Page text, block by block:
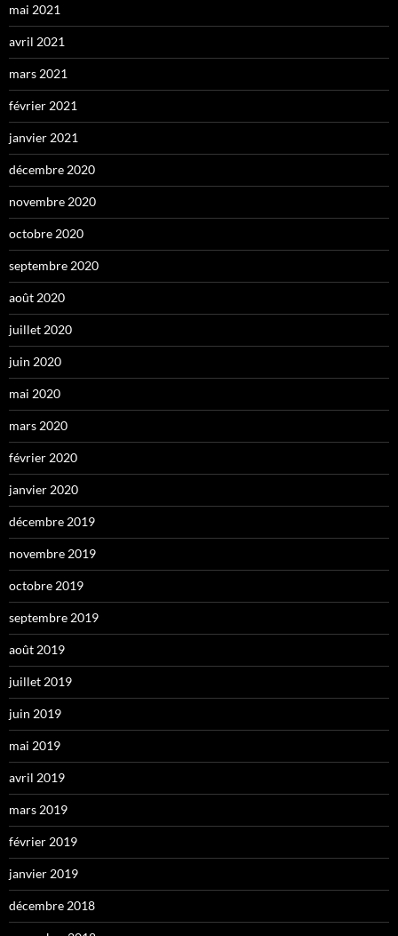
mai 2021
avril 2021
mars 2021
février 2021
janvier 2021
décembre 2020
novembre 2020
octobre 2020
septembre 2020
août 2020
juillet 2020
juin 2020
mai 2020
mars 2020
février 2020
janvier 2020
décembre 2019
novembre 2019
octobre 2019
septembre 2019
août 2019
juillet 2019
juin 2019
mai 2019
avril 2019
mars 2019
février 2019
janvier 2019
décembre 2018